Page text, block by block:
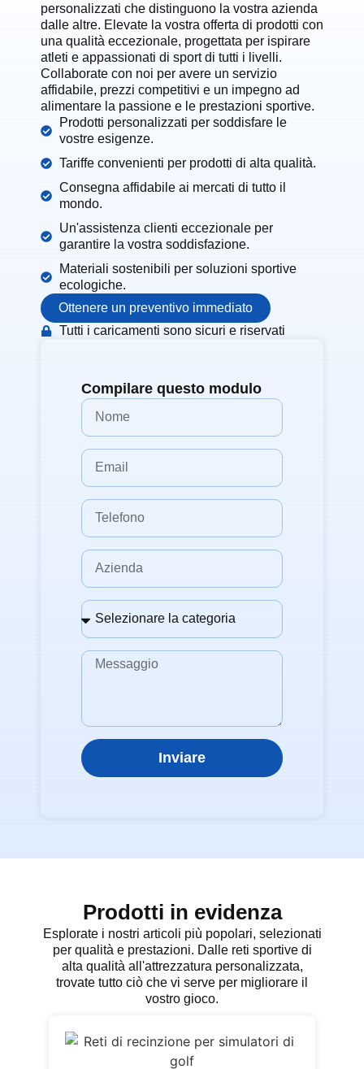
personalizzati che distinguono la vostra azienda
dalle altre. Elevate la vostra offerta di prodotti con
una qualità eccezionale, progettata per ispirare
atleti e appassionati di sport di tutti i livelli.
Collaborate con noi per avere un servizio
affidabile, prezzi competitivi e un impegno ad
alimentare la passione e le prestazioni sportive.
Prodotti personalizzati per soddisfare le
vostre esigenze.
Tariffe convenienti per prodotti di alta qualità.
Consegna affidabile ai mercati di tutto il
mondo.
Un'assistenza clienti eccezionale per
garantire la vostra soddisfazione.
Materiali sostenibili per soluzioni sportive
ecologiche.
Ottenere un preventivo immediato
Tutti i caricamenti sono sicuri e riservati
Compilare questo modulo
Inviare
Prodotti in evidenza
Esplorate i nostri articoli più popolari, selezionati
per qualità e prestazioni. Dalle reti sportive di
alta qualità all'attrezzatura personalizzata,
trovate tutto ciò che vi serve per migliorare il
vostro gioco.